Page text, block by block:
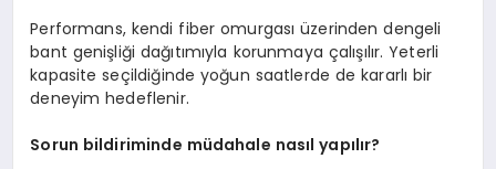
Performans, kendi fiber omurgası üzerinden dengeli
bant genişliği dağıtımıyla korunmaya çalışılır. Yeterli
kapasite seçildiğinde yoğun saatlerde de kararlı bir
deneyim hedeflenir.
Sorun bildiriminde müdahale nasıl yapılır?